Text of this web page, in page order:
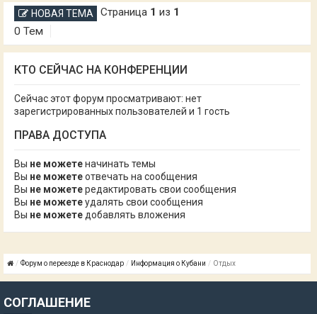
НОВАЯ ТЕМА
0 Тем
Страница 1 из 1
КТО СЕЙЧАС НА КОНФЕРЕНЦИИ
Сейчас этот форум просматривают: нет
зарегистрированных пользователей и 1 гость
ПРАВА ДОСТУПА
Вы не можетеначинать темы
Вы не можетеотвечать на сообщения
Вы не можетередактировать свои сообщения
Вы не можетеудалять свои сообщения
Вы не можете добавлять вложения
Форум о переезде в Краснодар Информация о Кубани Отдых
СОГЛАШЕНИЕ